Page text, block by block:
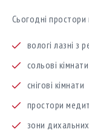
Сьогодні
вологі лазні з
сольові кімнати
снігові кімнати
простори
зони